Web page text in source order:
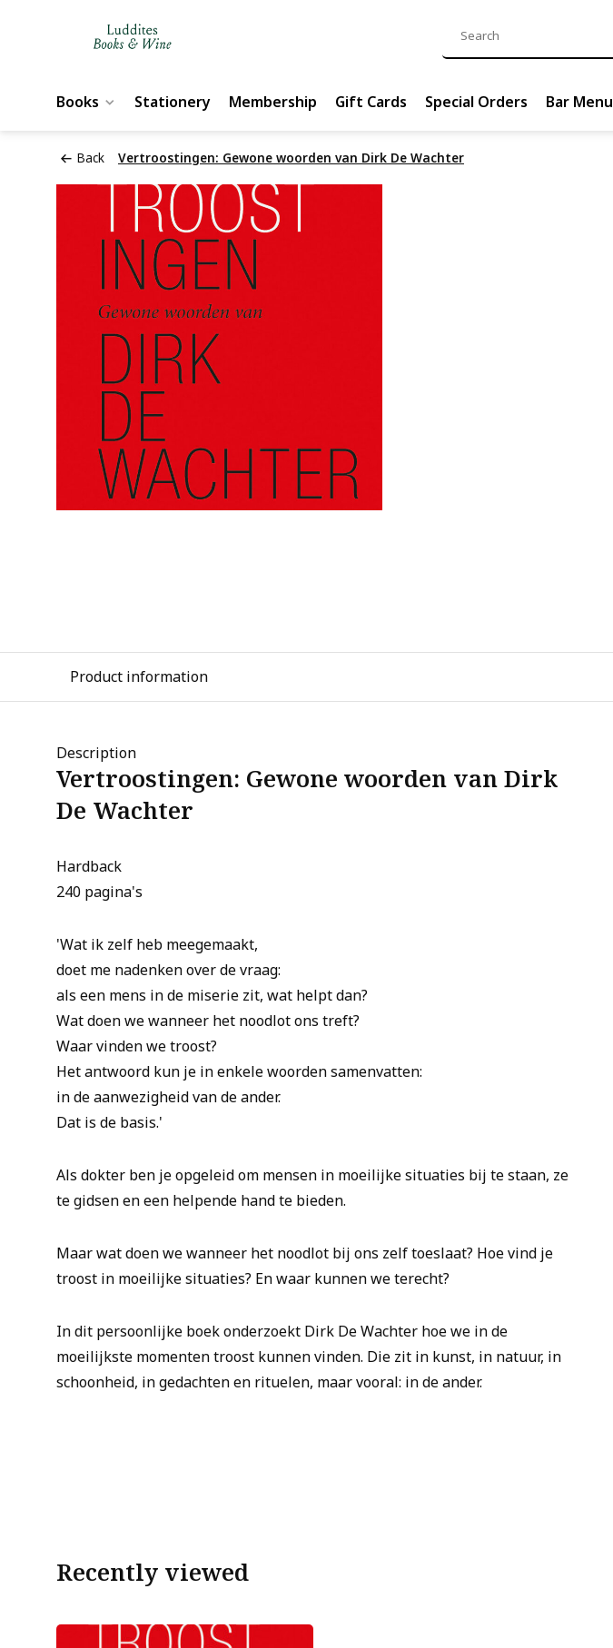
Books Stationery Membership Gift Cards Special Orders Bar Menu
Back Vertroostingen: Gewone woorden van Dirk De Wachter
Product information
Description
Vertroostingen: Gewone woorden van Dirk
De Wachter
Hardback
240 pagina's
'Wat ik zelf heb meegemaakt,
doet me nadenken over de vraag:
als een mens in de miserie zit, wat helpt dan?
Wat doen we wanneer het noodlot ons treft?
Waar vinden we troost?
Het antwoord kun je in enkele woorden samenvatten:
in de aanwezigheid van de ander.
Dat is de basis.'
Als dokter ben je opgeleid om mensen in moeilijke situaties bij te staan, ze
te gidsen en een helpende hand te bieden.
Maar wat doen we wanneer het noodlot bij ons zelf toeslaat? Hoe vind je
troost in moeilijke situaties? En waar kunnen we terecht?
In dit persoonlijke boek onderzoekt Dirk De Wachter hoe we in de
moeilijkste momenten troost kunnen vinden. Die zit in kunst, in natuur, in
schoonheid, in gedachten en rituelen, maar vooral: in de ander.
Recently viewed